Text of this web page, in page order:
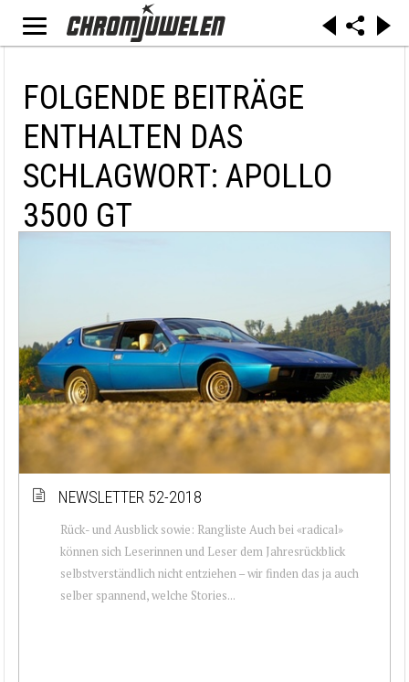
FOLGENDE BEITRÄGE
ENTHALTEN DAS
SCHLAGWORT: APOLLO
3500 GT
NEWSLETTER 52-2018
Rück- und Ausblick sowie: Rangliste Auch bei «radical»
können sich Leserinnen und Leser dem Jahresrückblick
selbstverständlich nicht entziehen – wir finden das ja auch
selber spannend, welche Stories...